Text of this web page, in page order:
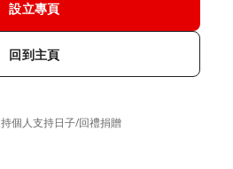
設立專頁
回到主頁
個人支持​日子/回禮捐贈